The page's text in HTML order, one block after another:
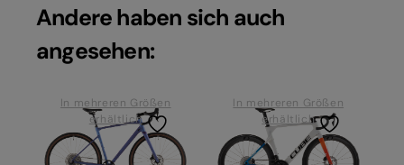
Andere haben sich auch
angesehen:
In mehreren Größen
erhältlich
In mehreren Größen
erhältlich